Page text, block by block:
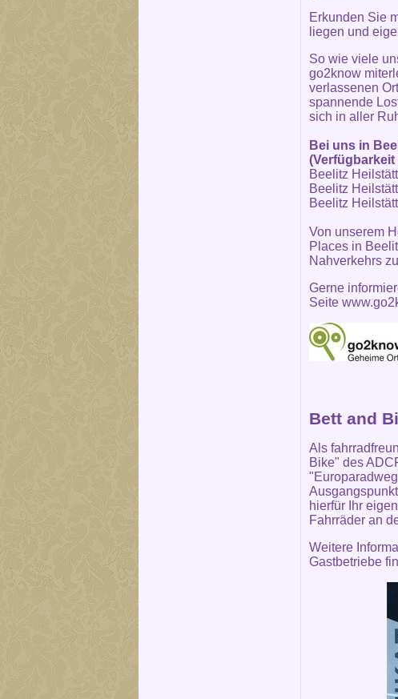
Erkunden Sie
liegen und
So wie viele
go2know
verlassenen
spannende
sich in aller
Bei uns in
Beelitz
Beelitz
Beelitz
Von unserem
Places in
Nahverkehrs
Gerne
Seite
Bett and
Als
Bike" des
hierfür Ihr
Fahrräder an
Weitere
Gastbetriebe